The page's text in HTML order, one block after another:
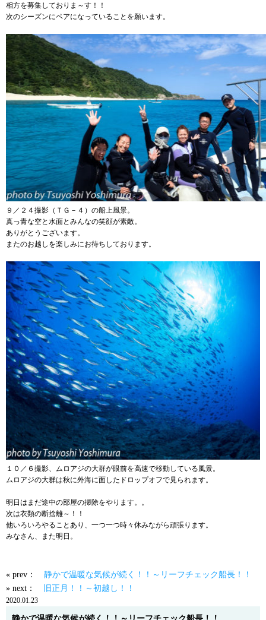
相方を募集しておりま～す！！
次のシーズンにペアになっていることを願います。
９／２４撮影（ＴＧ－４）の船上風景。
真っ青な空と水面とみんなの笑顔が素敵。
ありがとうございます。
またのお越しを楽しみにお待ちしております。
１０／６撮影、ムロアジの大群が眼前を高速で移動している風景。
ムロアジの大群は秋に外海に面したドロップオフで見られます。
明日はまだ途中の部屋の掃除をやります。。
次は衣類の断捨離～！！
他いろいろやることあり、一つ一つ時々休みながら頑張ります。
みなさん、また明日。
« prev： 静かで温暖な気候が続く！！～リーフチェック船長！！
» next：
旧正月！！～初越し！！
2020.01.23